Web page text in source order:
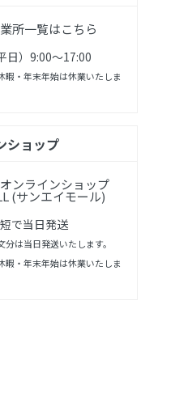
所一覧はこちら
日）9:00～17:00
・年末年始は休業いたしま
ショップ
ンラインショップ
(サンエイモール)
で当日発送
は当日発送いたします。
・年末年始は休業いたしま